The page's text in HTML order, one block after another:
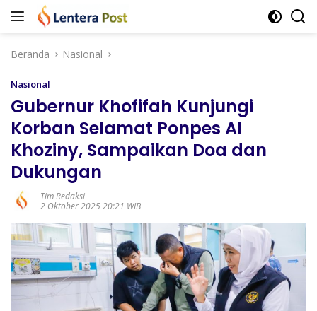
Langsung
Beranda
Nasional
Nasional
Gubernur Khofifah Kunjungi
Korban Selamat Ponpes Al
Khoziny, Sampaikan Doa dan
Dukungan
Tim Redaksi
2 Oktober 2025 20:21 WIB